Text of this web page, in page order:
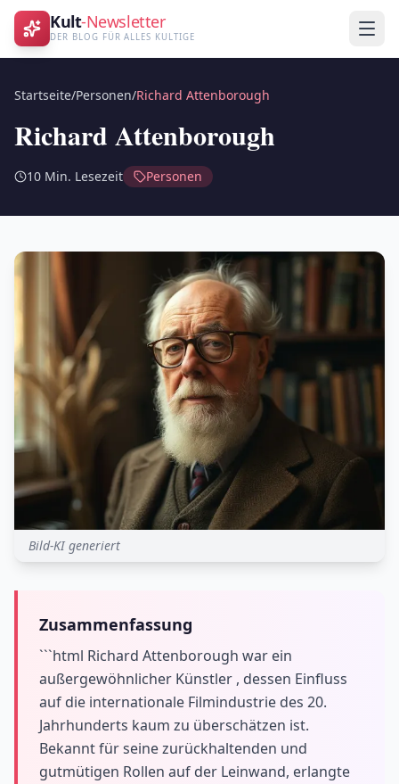
Kult-Newsletter
DER BLOG FÜR ALLES KULTIGE
Startseite/Personen/Richard Attenborough
Richard Attenborough
10 Min. Lesezeit Personen
Bild-KI generiert
Zusammenfassung
```html Richard Attenborough war ein
außergewöhnlicher Künstler , dessen Einfluss
auf die internationale Filmindustrie des 20.
Jahrhunderts kaum zu überschätzen ist.
Bekannt für seine zurückhaltenden und
gutmütigen Rollen auf der Leinwand, erlangte